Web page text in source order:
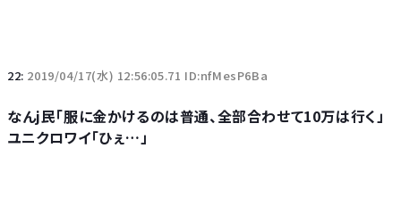
22: 2019/04/17(水) 12:56:05.71 ID:nfMesP6Ba
なんj民「服に金かけるのは普通、全部合わせて10万は行く」
ユニクロワイ「ひぇ…」